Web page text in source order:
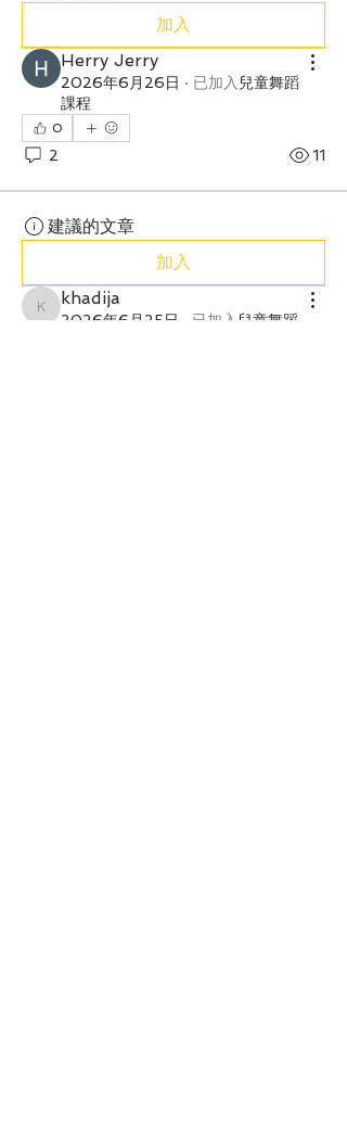
加入
Herry Jerry
2026年6月26日 · 已加入 兒童舞蹈
課程
0
2 11
建議的文章
加入
khadija
khadija
2026年6月25日 已加入 兒童舞蹈